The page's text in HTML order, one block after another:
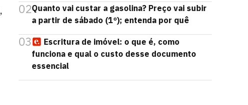
,
02Quanto vai custar a gasolina? Preço vai subir
a partir de sábado (1º); entenda por quê
03
Escritura de imóvel: o que é, como
funciona e qual o custo desse documento
essencial